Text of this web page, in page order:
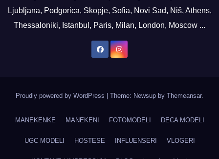
Ljubljana, Podgorica, Skopje, Sofia, Novi Sad, Niš, Athens,
Thessaloniki, Istanbul, Paris, Milan, London, Moscow ...
Proudly powered by WordPress Theme: Newsup by Themeansar.
MANEKENKE MANEKENI FOTOMODELI DECA MODELI
UGC MODELI HOSTESE INFLUENSERI VLOGERI